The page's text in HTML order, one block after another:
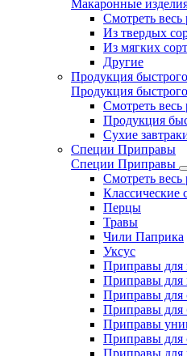
Макаронные
Смотреть весь
Из твердых
Из мягких
Другие
Продукция
Продукция
Смотреть весь
Продукция
Сухие
Специи Приправы
Специи Приправы
Смотреть весь
Классические
Перцы
Травы
Чили Паприка
Уксус
Приправы для
Приправы для
Приправы для
Приправы для
Приправы
Приправы для
Приправы для